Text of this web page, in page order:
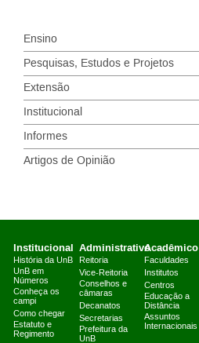
Ensino
Pesquisas, Estudos e Projetos
Extensão
Institucional
Informes
Artigos de Opinião
Institucional
História da UnB
UnB em
Números
Conheça os
campi
Como chegar
Estatuto e
Regimento
Administrativo
Reitoria
Vice-Reitoria
Conselhos e
câmaras
Decanatos
Secretarias
Prefeitura da
UnB
Acadêmico
Faculdades
Institutos
Centros
Educação a
Distância
Assuntos
Internacionais